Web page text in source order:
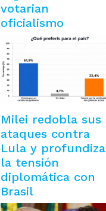
votarian
oficialismo
Milei redobla sus
ataques contra
Lula y profundiza
la tensión
diplomática con
Brasil